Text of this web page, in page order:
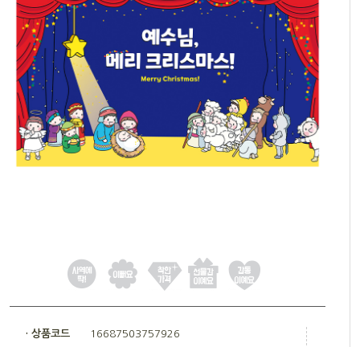
· 상품코드 16687503757926